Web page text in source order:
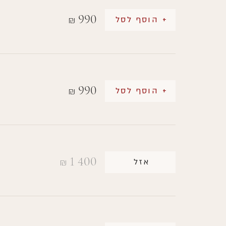
₪ 990 + הוסף לסל
₪ 990 + הוסף לסל
₪ 1 400 אזל